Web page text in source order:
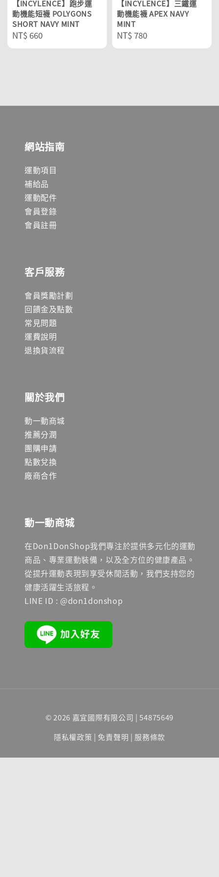
【INCYLENCE】跑步運
動機能短襪 POLYGONS
SHORT NAVY MINT
Regular
price
NT$ 660
【INCYLENCE】三鐵運
動機能襪 APEX NAVY
MINT
Regular
price
NT$ 780
網站指南
運動項目
補給品
運動配件
會員登錄
會員註冊
客戶服務
會員獎勵計劃
回饋金及點數
常見問題
運費說明
退換貨流程
關於我們
動一動商城
推薦分潤
團購申請
點數兌換
廠商合作
動一動商城
在Don1DonShop我們專注於提供多元化的運動
商品、專業運動裝備，以及全方位的健康產品。
從提升運動表現到享受休閒活動，我們支持您的
健康活躍生活旅程。
LINE ID : @don1donshop
© 2026 嘉宜國際有限公司 | 54875649
隱私權政策 | 免責聲明 | 服務條款